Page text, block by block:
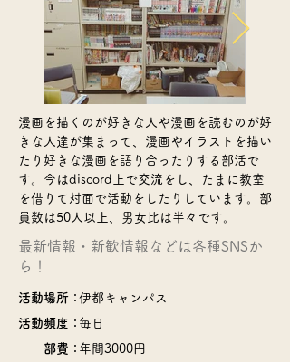
漫画を描くのが好きな人や漫画を読むのが好
きな人達が集まって、漫画やイラストを描い
たり好きな漫画を語り合ったりする部活で
す。今はdiscord上で交流をし、たまに教室
を借りて対面で活動をしたりしています。部
員数は50人以上、男女比は半々です。
​最新情報・新歓情報などは各種SNSか
ら！
活動場所：伊都キャンパス
活動頻度：毎日
部費：年間3000円